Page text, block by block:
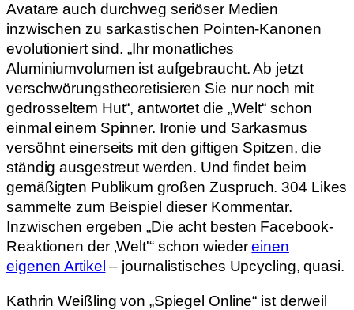
Avatare auch durchweg seriöser Medien
inzwischen zu sarkastischen Pointen-Kanonen
evolutioniert sind. „Ihr monatliches
Aluminiumvolumen ist aufgebraucht. Ab jetzt
verschwörungstheoretisieren Sie nur noch mit
gedrosseltem Hut“, antwortet die „Welt“ schon
einmal einem Spinner. Ironie und Sarkasmus
versöhnt einerseits mit den giftigen Spitzen, die
ständig ausgestreut werden. Und findet beim
gemäßigten Publikum großen Zuspruch. 304 Likes
sammelte zum Beispiel dieser Kommentar.
Inzwischen ergeben „Die acht besten Facebook-
Reaktionen der ‚Welt'“ schon wiedereinen
eigenen Artikel – journalistisches Upcycling, quasi.
Kathrin Weißling von „Spiegel Online“ ist derweil